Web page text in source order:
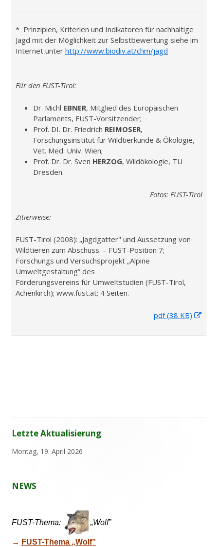
* Prinzipien, Kriterien und Indikatoren für nachhaltige
Jagd mit der Möglichkeit zur Selbstbewertung siehe im
Internet unter http://www.biodiv.at/chm/jagd
Für den FUST-Tirol:
Dr. Michl EBNER, Mitglied des Europäischen
Parlaments, FUST-Vorsitzender;
Prof. DI. Dr. Friedrich REIMOSER,
Forschungsinstitut für Wildtierkunde & Ökologie,
Vet. Med. Univ. Wien;
Prof. Dr. Dr. Sven HERZOG, Wildökologie, TU
Dresden.
Fotos: FUST-Tirol
Zitierweise:
FUST-Tirol (2008): „Jagdgatter" und Aussetzung von
Wildtieren zum Abschuss. – FUST-Position 7;
Forschungs und Versuchsprojekt „Alpine
Umweltgestaltung” des
Förderungsvereins für Umweltstudien (FUST-Tirol,
Achenkirch); www.fust.at; 4 Seiten.
pdf (38 KB)
n
Haupt-
Sidebar
Letzte Aktualisierung
Montag, 19. April 2026
NEWS
FUST-Thema: „Wolf”
→ FUST-Thema „Wolf”